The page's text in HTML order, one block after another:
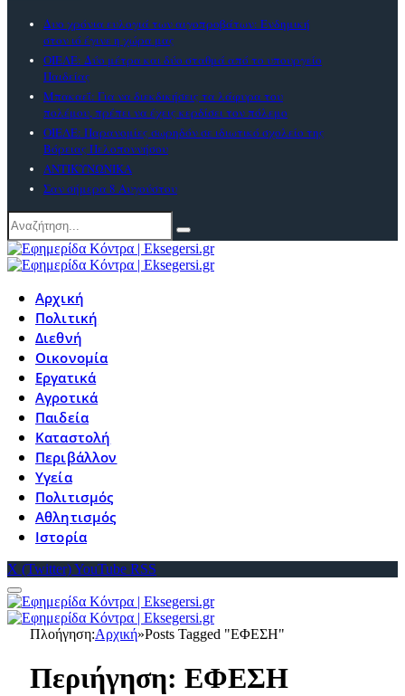
Δυο χρόνια ευλογιά των αιγοπροβάτων: Ενδημική
στον ιό έγινε η χώρα μας
ΟΙΕΛΕ: Δύο μέτρα και δύο σταθμά από το υπουργείο
Παιδείας
Μπακαεΐ: Για να διεκδικήσεις τα λάφυρα του
πολέμου, πρέπει να έχεις κερδίσει τον πόλεμο
ΟΙΕΛΕ: Παρανομίες σωρηδόν σε ιδιωτικό σχολείο της
Βόρειας Πελοποννήσου
ΑΝΤΙΚΥΝΩΝΙΚΑ
Σαν σήμερα 8 Αυγούστου
Αρχική
Πολιτική
Διεθνή
Οικονομία
Εργατικά
Αγροτικά
Παιδεία
Καταστολή
Περιβάλλον
Υγεία
Πολιτισμός
Αθλητισμός
Ιστορία
X (Twitter)YouTube RSS
Πλοήγηση:Αρχική»Posts Tagged "ΕΦΕΣΗ"
Περιήγηση: ΕΦΕΣΗ